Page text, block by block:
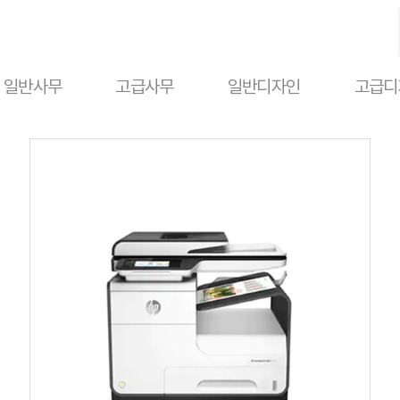
일반사무 고급사무 일반디자인 고급